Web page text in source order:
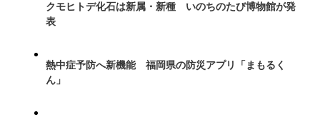
クモヒトデ化石は新属・新種 いのちのたび博物館が発
表
熱中症予防へ新機能 福岡県の防災アプリ「まもるく
ん」